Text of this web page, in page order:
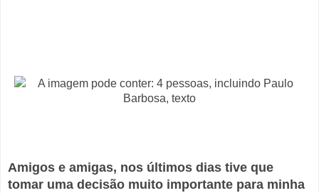
Amigos e amigas, nos últimos dias tive que
tomar uma decisão muito importante para minha